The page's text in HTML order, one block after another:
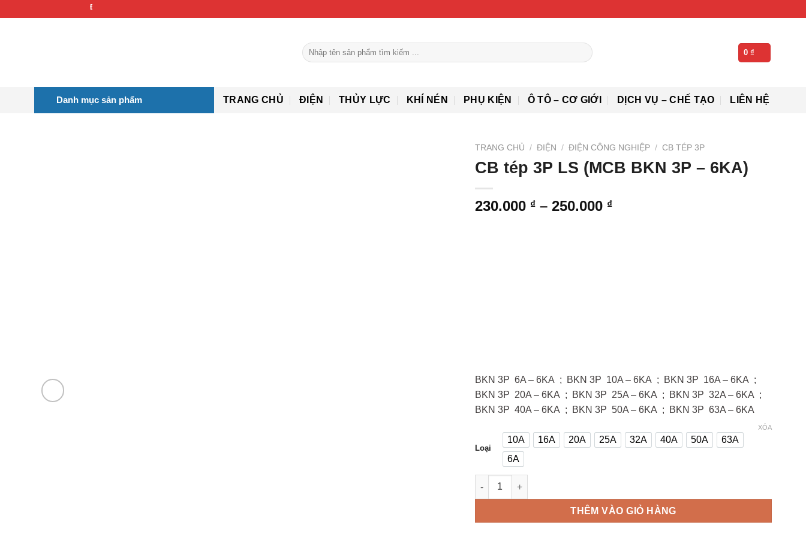
ĐIỆN THỦY KHÍ
Tìm
kiếm:
0₫
Danh mục sản phẩm TRANG CHỦ ĐIỆN THỦY LỰC KHÍ NÉN PHỤ KIỆN Ô TÔ – CƠ GIỚI DỊCH VỤ – CHẾ TẠO LIÊN HỆ
TRANG CHỦ / ĐIỆN / ĐIỆN CÔNG NGHIỆP / CB TÉP 3P
CB tép 3P LS (MCB BKN 3P – 6KA)
230.000 ₫ – 250.000 ₫Khoảng
BKN 3P 6A – 6KA ; BKN 3P 10A – 6KA ; BKN 3P 16A – 6KA ;
BKN 3P 20A – 6KA ; BKN 3P 25A – 6KA ; BKN 3P 32A – 6KA ;
BKN 3P 40A – 6KA ; BKN 3P 50A – 6KA ; BKN 3P 63A – 6KA
Loại
10A
10A 16A
16A 20A
20A 25A
25A 32A
32A 40A
40A 50A
50A 63A
63A
6A
6A
XÓA
CB tép 3P LS (MCB BKN 3P - 6KA) số lượng
THÊM VÀO GIỎ HÀNG